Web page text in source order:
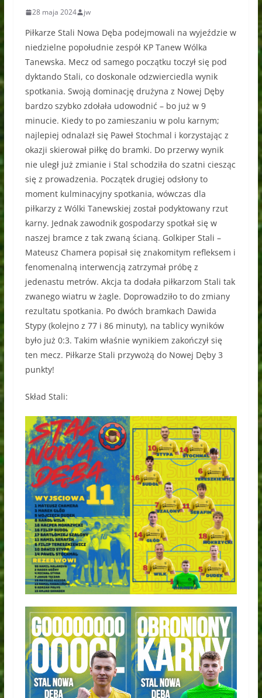
28 maja 2024 jw
Piłkarze Stali Nowa Dęba podejmowali na wyjeździe w
niedzielne popołudnie zespół KP Tanew Wólka
Tanewska. Mecz od samego początku toczył się pod
dyktando Stali, co doskonale odzwierciedla wynik
spotkania. Swoją dominację drużyna z Nowej Dęby
bardzo szybko zdołała udowodnić – bo już w 9
minucie. Kiedy to po zamieszaniu w polu karnym;
najlepiej odnalazł się Paweł Stochmal i korzystając z
okazji skierował piłkę do bramki. Do przerwy wynik
nie uległ już zmianie i Stal schodziła do szatni ciesząc
się z prowadzenia. Początek drugiej odsłony to
moment kulminacyjny spotkania, wówczas dla
piłkarzy z Wólki Tanewskiej został podyktowany rzut
karny. Jednak zawodnik gospodarzy spotkał się w
naszej bramce z tak zwaną ścianą. Golkiper Stali –
Mateusz Chamera popisał się znakomitym refleksem i
fenomenalną interwencją zatrzymał próbę z
jedenastu metrów. Akcja ta dodała piłkarzom Stali tak
zwanego wiatru w żagle. Doprowadziło to do zmiany
rezultatu spotkania. Po dwóch bramkach Dawida
Stypy (kolejno z 77 i 86 minuty), na tablicy wyników
było już 0:3. Takim właśnie wynikiem zakończył się
ten mecz. Piłkarze Stali przywożą do Nowej Dęby 3
punkty!
Skład Stali: